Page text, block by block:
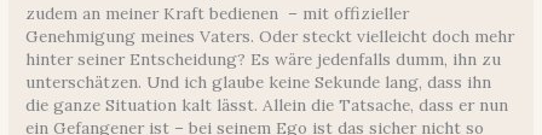
zudem an meiner Kraft bedienen – mit offizieller
Genehmigung meines Vaters. Oder steckt vielleicht doch mehr
hinter seiner Entscheidung? Es wäre jedenfalls dumm, ihn zu
unterschätzen. Und ich glaube keine Sekunde lang, dass ihn
die ganze Situation kalt lässt. Allein die Tatsache, dass er nun
ein Gefangener ist – bei seinem Ego ist das sicher nicht so